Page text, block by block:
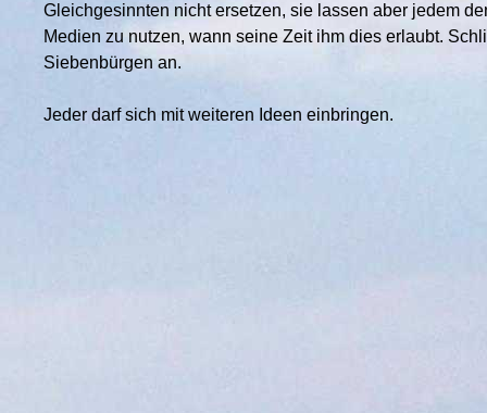
Gleichgesinnten nicht ersetzen, sie lassen aber jedem
Medien zu nutzen, wann seine Zeit ihm dies erlaubt.
Siebenbürgen an.
Jeder darf sich mit weiteren Ideen einbringen.